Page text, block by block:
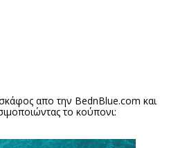
απο την BednBlue.com και
το κούπονι: